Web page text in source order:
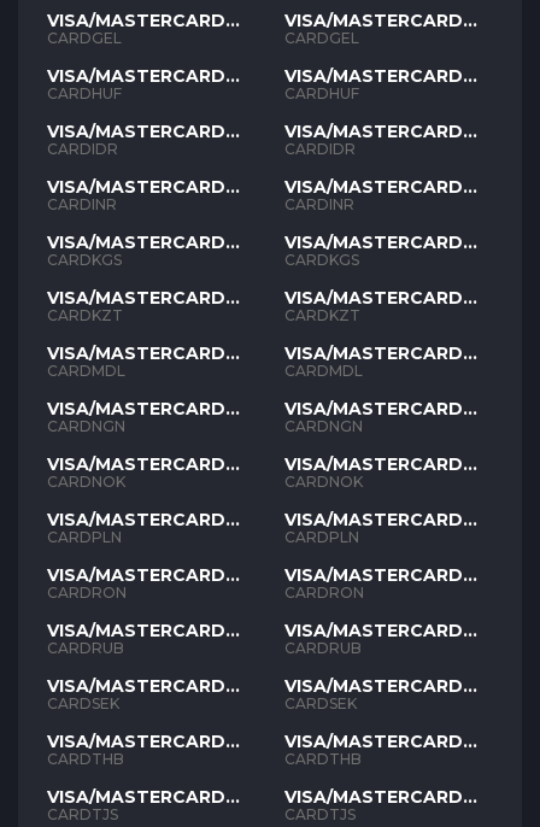
VISA/MASTERCARD
GEL
CARDGEL
VISA/MASTERCARD
HUF
CARDHUF
VISA/MASTERCARD
IDR
CARDIDR
VISA/MASTERCARD
INR
CARDINR
VISA/MASTERCARD
KGS
CARDKGS
VISA/MASTERCARD
KZT
CARDKZT
VISA/MASTERCARD
MDL
CARDMDL
VISA/MASTERCARD
NGN
CARDNGN
VISA/MASTERCARD
NOK
CARDNOK
VISA/MASTERCARD
PLN
CARDPLN
VISA/MASTERCARD
RON
CARDRON
VISA/MASTERCARD
RUB
CARDRUB
VISA/MASTERCARD
SEK
CARDSEK
VISA/MASTERCARD
THB
CARDTHB
VISA/MASTERCARD
TJS
CARDTJS
VISA/MASTERCARD
GEL
CARDGEL
VISA/MASTERCARD
HUF
CARDHUF
VISA/MASTERCARD
IDR
CARDIDR
VISA/MASTERCARD
INR
CARDINR
VISA/MASTERCARD
KGS
CARDKGS
VISA/MASTERCARD
KZT
CARDKZT
VISA/MASTERCARD
MDL
CARDMDL
VISA/MASTERCARD
NGN
CARDNGN
VISA/MASTERCARD
NOK
CARDNOK
VISA/MASTERCARD
PLN
CARDPLN
VISA/MASTERCARD
RON
CARDRON
VISA/MASTERCARD
RUB
CARDRUB
VISA/MASTERCARD
SEK
CARDSEK
VISA/MASTERCARD
THB
CARDTHB
VISA/MASTERCARD
TJS
CARDTJS